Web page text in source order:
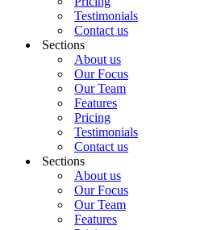
Testimonials
Contact us
Sections
About us
Our Focus
Our Team
Features
Pricing
Testimonials
Contact us
Sections
About us
Our Focus
Our Team
Features